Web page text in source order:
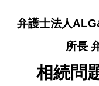
弁護士法人
所長
相続問